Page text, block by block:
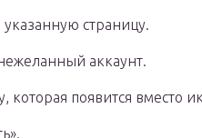
страницу.
аккаунт.
появится вместо